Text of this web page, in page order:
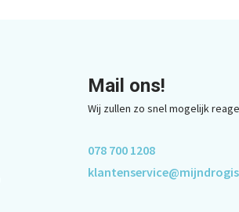
Mail ons!
Wij zullen zo snel mogelijk
078 700 1208